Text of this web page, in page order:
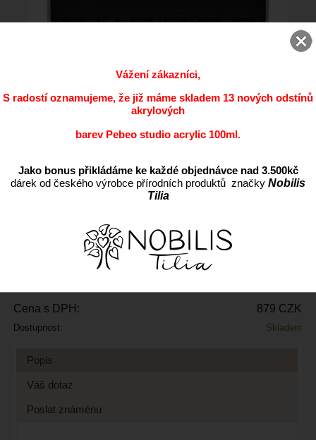
Přidat do oblíbených
Cena s DPH: 879 CZK
Dostupnost: Skladem
Popis
Váš dotaz
Poslat známénu
Vážení zákazníci,
S radostí oznamujeme, že již máme skladem 13 nových odstínů
akrylových
barev Pebeo studio acrylic 100ml.
Jako bonus přikládáme ke každé objednávce nad 3.500kč
dárek od českého výrobce přírodních produktů značky Nobilis
Tilia